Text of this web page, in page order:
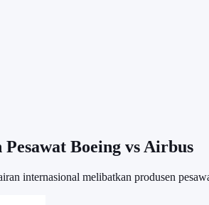
Boeing vs Airbus
internasional melibatkan produsen